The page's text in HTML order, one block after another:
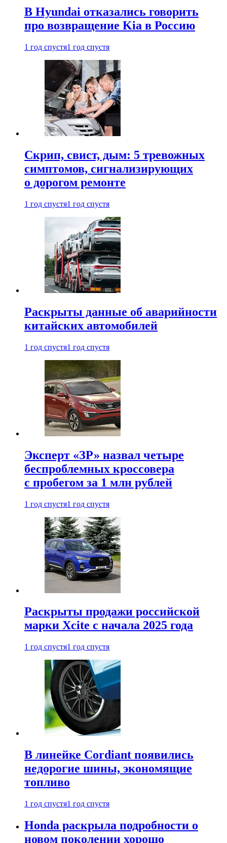
В Hyundai отказались говорить
про возвращение Kia в Россию
1 год спустя1 год спустя
Скрип, свист, дым: 5 тревожных
симптомов, сигнализирующих
о дорогом ремонте
1 год спустя1 год спустя
Раскрыты данные об аварийности
китайских автомобилей
1 год спустя1 год спустя
Эксперт «ЗР» назвал четыре
беспроблемных кроссовера
с пробегом за 1 млн рублей
1 год спустя1 год спустя
Раскрыты продажи российской
марки Xcite с начала 2025 года
1 год спустя1 год спустя
В линейке Cordiant появились
недорогие шины, экономящие
топливо
1 год спустя1 год спустя
Honda раскрыла подробности о
новом поколении хорошо